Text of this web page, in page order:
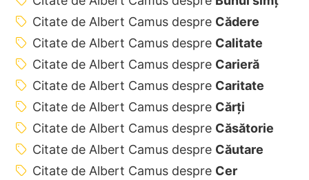
Citate de Albert Camus despre Cădere
Citate de Albert Camus despre Calitate
Citate de Albert Camus despre Carieră
Citate de Albert Camus despre Caritate
Citate de Albert Camus despre Cărți
Citate de Albert Camus despre Căsătorie
Citate de Albert Camus despre Căutare
Citate de Albert Camus despre Cer